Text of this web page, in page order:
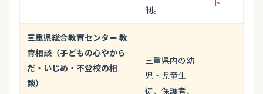
制。
ト
三重県総合教育センター 教
育相談（子どもの心やから
だ・いじめ・不登校の相
談）
三重県内の幼
児・児童生
徒、保護者、